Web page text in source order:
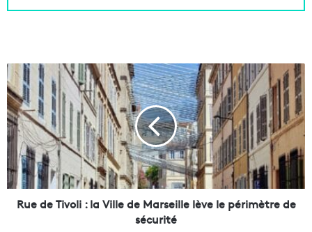
R
u
e
d
e
T
i
v
o
Rue de Tivoli : la Ville de Marseille lève le périmètre de
sécurité